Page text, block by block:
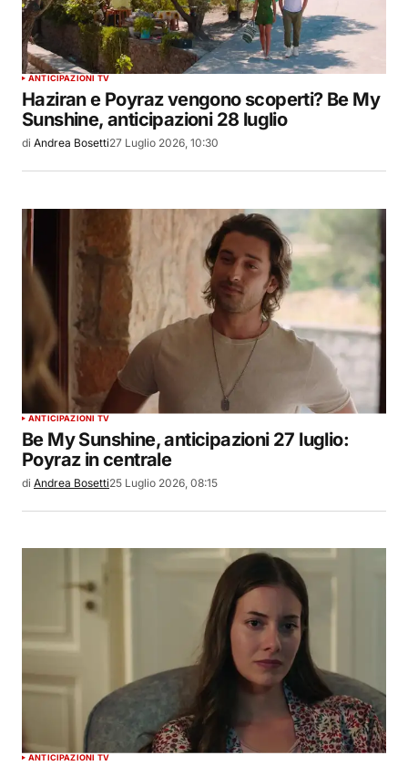
ANTICIPAZIONI TV
Haziran e Poyraz vengono scoperti? Be My
Sunshine, anticipazioni 28 luglio
di Andrea Bosetti27 Luglio 2026, 10:30
ANTICIPAZIONI TV
Be My Sunshine, anticipazioni 27 luglio:
Poyraz in centrale
di Andrea Bosetti25 Luglio 2026, 08:15
ANTICIPAZIONI TV